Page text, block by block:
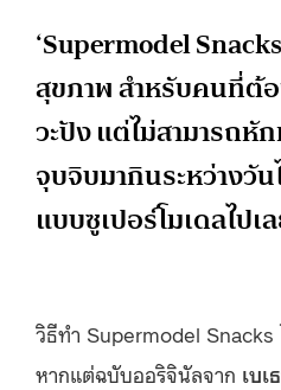
‘Supermodel
สุขภาพ สำหรับคนที่ต้
วะปัง แต่ไม่สามารถหั
จุบจิบมากินระหว่างวั
แบบซูเปอร์โมเดลไปเ
วิธีทำ Supermodel
หากแต่ฉบับออริจินัลจาก เบ